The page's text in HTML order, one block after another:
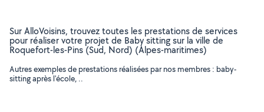
Sur AlloVoisins, trouvez toutes les prestations de services
pour réaliser votre projet de Baby sitting sur la ville de
Roquefort-les-Pins (Sud, Nord) (Alpes-maritimes)
Autres exemples de prestations réalisées par nos membres : baby-
sitting après l'école, ..